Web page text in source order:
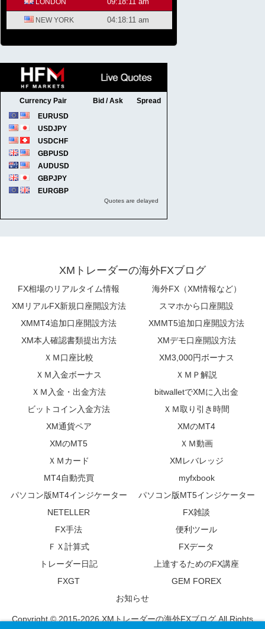
XMトレーダーの海外FXブログ
FX相場のリアルタイム情報
海外FX（XM情報など）
XMリアルFX新規口座開設方法
スマホから口座開設
XMMT4追加口座開設方法
XMMT5追加口座開設方法
XM本人確認書類提出方法
XMデモ口座開設方法
ＸＭ口座比較
XM3,000円ボーナス
ＸＭ入金ボーナス
ＸＭＰ解説
ＸＭ入金・出金方法
bitwalletでXMに入出金
ビットコイン入金方法
ＸＭ取り引き時間
XM通貨ペア
XMのMT4
XMのMT5
ＸＭ動画
ＸＭカード
XMレバレッジ
MT4自動売買
myfxbook
パソコン版MT4インジケーター
パソコン版MT5インジケーター
NETELLER
FX雑談
FX手法
便利ツール
ＦＸ計算式
FXデータ
トレーダー日記
上達するためのFX講座
FXGT
GEM FOREX
お知らせ
Copyright © 2015-2026 XMトレーダーの海外FXブログ All Rights